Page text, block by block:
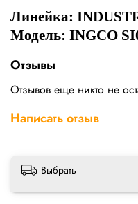
Линейка:
Модель: INGCO
Отзывы
Отзывов еще никто не
Написать отзыв
Выбрать